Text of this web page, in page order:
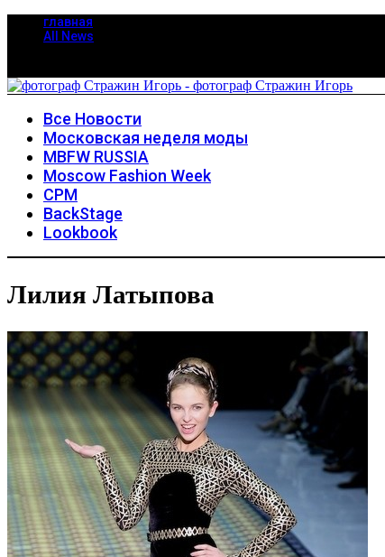
главная
All News
Все Новости
Московская неделя моды
MBFW RUSSIA
Moscow Fashion Week
CPM
BackStage
Lookbook
Лилия Латыпова